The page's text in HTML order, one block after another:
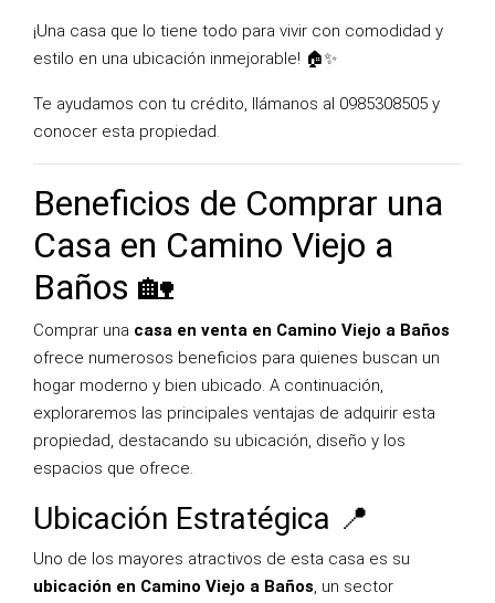
¡Una casa que lo tiene todo para vivir con comodidad y
estilo en una ubicación inmejorable! 🏠✨
Te ayudamos con tu crédito, llámanos al 0985308505 y
conocer esta propiedad.
Beneficios de Comprar una
Casa en Camino Viejo a
Baños 🏡
Comprar una casa en venta en Camino Viejo a Baños
ofrece numerosos beneficios para quienes buscan un
hogar moderno y bien ubicado. A continuación,
exploraremos las principales ventajas de adquirir esta
propiedad, destacando su ubicación, diseño y los
espacios que ofrece.
Ubicación Estratégica 📍
Uno de los mayores atractivos de esta casa es su
ubicación en Camino Viejo a Baños, un sector